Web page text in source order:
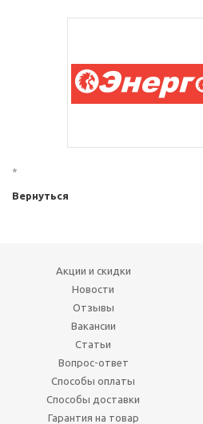
*
Вернуться
Акции и скидки
Новости
Отзывы
Вакансии
Статьи
Вопрос-ответ
Способы оплаты
Способы доставки
Гарантия на товар